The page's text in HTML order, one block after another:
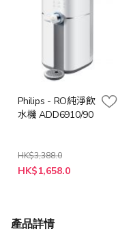
Philips - RO純淨飲
水機 ADD6910/90
HK$3,388.0
特
HK$1,658.0
產品詳情